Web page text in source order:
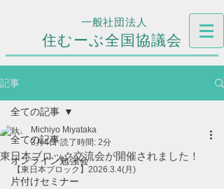
住むーぶ全国協議会
一般社団法人
記事
全ての記事
オンライン勉強会
片付けセミナー
全ての記事
東日本ブロック交流会が開催されました！
Michiyo Miyataka
3月4日 読了時間: 2分
【東日本ブロック】2026.3.4(月)